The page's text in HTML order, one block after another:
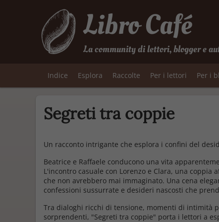
Libro Café
La community di lettori, blogger e
Indice Esplora Raccolte Per i lettori Per i
Segreti tra coppie
Un racconto intrigante che esplora i confini del
Beatrice e Raffaele conducono una vita
L'incontro casuale con Lorenzo e Clara, una
che non avrebbero mai immaginato. Una cena
confessioni sussurrate e desideri nascosti che
Tra dialoghi ricchi di tensione, momenti di intimità
sorprendenti, "Segreti tra coppie" porta i lettori a